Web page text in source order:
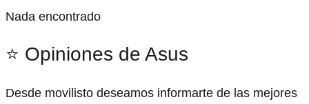
Nada encontrado
⭐ Opiniones de Asus
Desde movilisto deseamos informarte de las mejores